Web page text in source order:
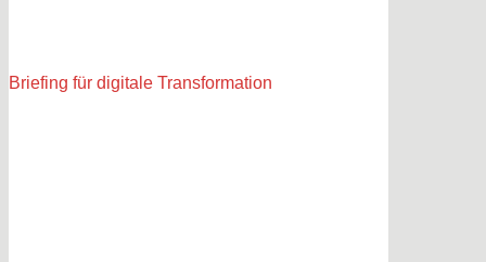
Briefing für digitale Transformation